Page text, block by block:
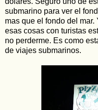
submarino para ver el
mas que el fondo del
esas cosas con turistas
no perderme. Es como
de viajes submarinos.